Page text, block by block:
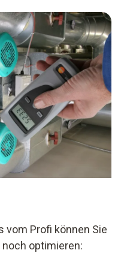
vom Profi können Sie
optimieren: